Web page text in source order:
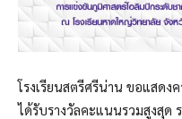
โรงเรียนสตรีศรีน่าน ขอแสด
ได้รับรางวัลคะแนนรวมสูงสุด